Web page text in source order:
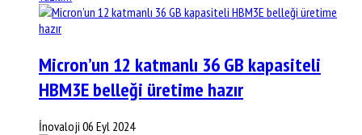
Micron’un 12 katmanlı 36 GB kapasiteli
HBM3E belleği üretime hazır
İnovaloji 06 Eyl 2024